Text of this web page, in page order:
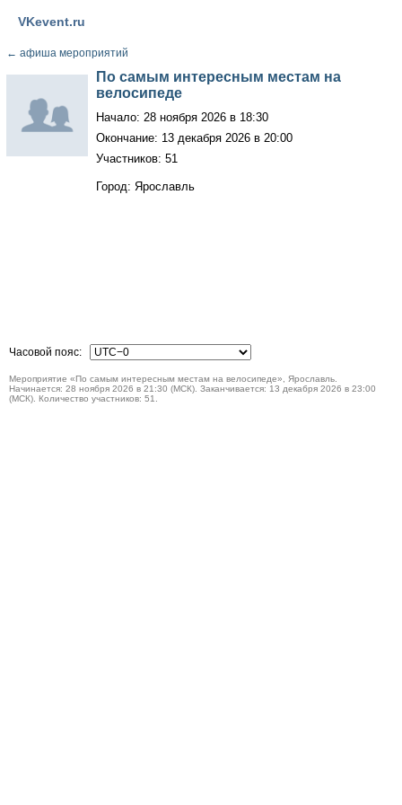
VKevent.ru
← афиша мероприятий
По самым интересным местам на
велосипеде
Начало: 28 ноября 2026 в 18:30
Окончание: 13 декабря 2026 в 20:00
Участников: 51
Город: Ярославль
Часовой пояс:
Мероприятие «По самым интересным местам на велосипеде», Ярославль.
Начинается: 28 ноября 2026 в 21:30 (МСК). Заканчивается: 13 декабря 2026 в 23:00
(МСК). Количество участников: 51.